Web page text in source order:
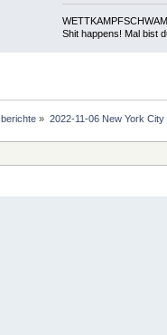
Shit happens! Mal bist
berichte » 2022-11-06 New York